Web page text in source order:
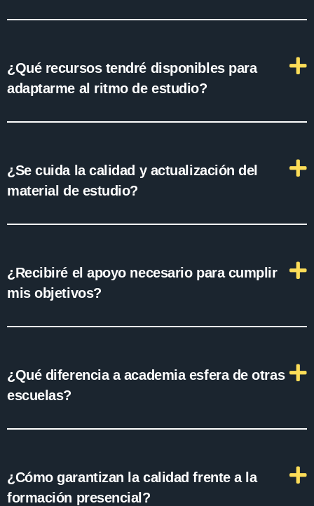
¿Qué recursos tendré disponibles para
adaptarme al ritmo de estudio?
¿Se cuida la calidad y actualización del
material de estudio?
¿Recibiré el apoyo necesario para cumplir
mis objetivos?
¿Qué diferencia a academia esfera de otras
escuelas?
¿Cómo garantizan la calidad frente a la
formación presencial?